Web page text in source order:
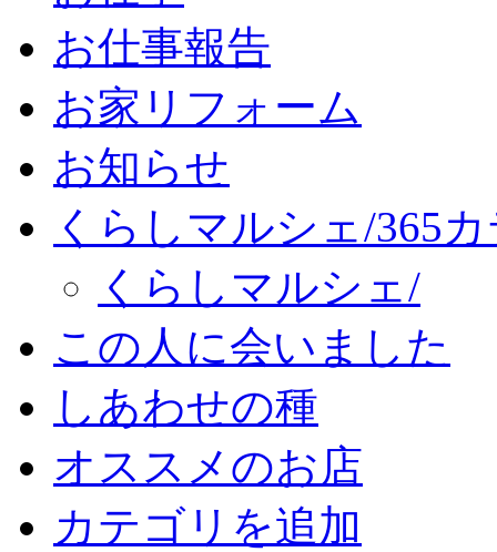
お仕事報告
お家リフォーム
お知らせ
くらしマルシェ/365
くらしマルシェ/
この人に会いました
しあわせの種
オススメのお店
カテゴリを追加